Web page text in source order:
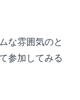
な雰囲気のと
参加してみる